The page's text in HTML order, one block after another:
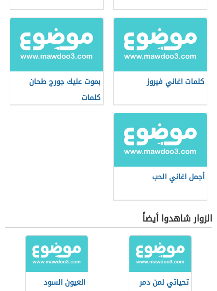
كلمات اغاني فيروز
بموت عليك جورج طحان
كلمات
أجمل اغاني الحب
الزوار شاهدوا أيضاً
تحياتي لمن دمر
العيون السود